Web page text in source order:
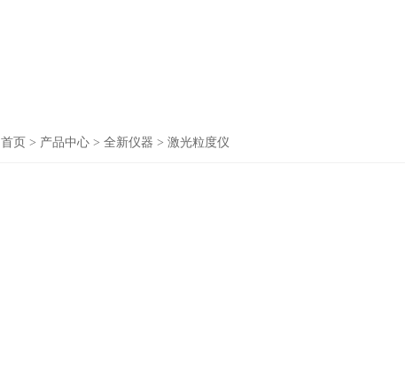
首页 > 产品中心 > 全新仪器 > 激光粒度仪